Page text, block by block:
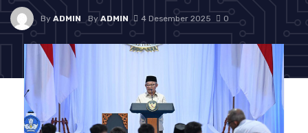
By ADMIN ByADMIN 4 Desember 2025 0